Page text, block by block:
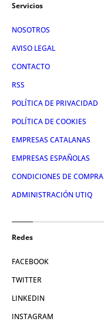
Servicios
NOSOTROS
AVISO LEGAL
CONTACTO
RSS
POLÍTICA DE PRIVACIDAD
POLÍTICA DE COOKIES
EMPRESAS CATALANAS
EMPRESAS ESPAÑOLAS
CONDICIONES DE COMPRA
ADMINISTRACIÓN UTIQ
Redes
FACEBOOK
TWITTER
LINKEDIN
INSTAGRAM